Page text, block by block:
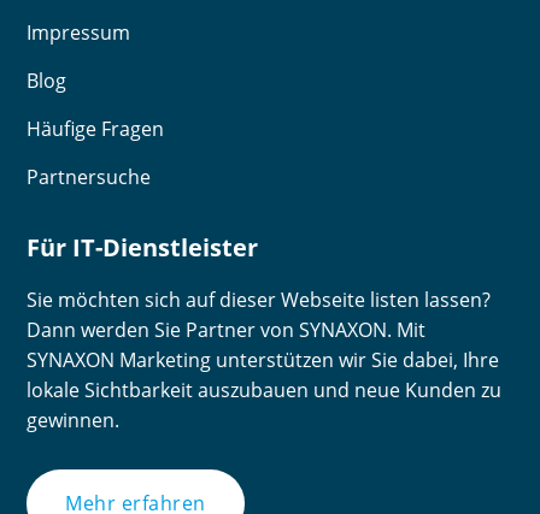
Impressum
Blog
Häufige Fragen
Partnersuche
Für IT-Dienstleister
Sie möchten sich auf dieser Webseite listen lassen?
Dann werden Sie Partner von SYNAXON. Mit
SYNAXON Marketing unterstützen wir Sie dabei, Ihre
lokale Sichtbarkeit auszubauen und neue Kunden zu
gewinnen.
Mehr erfahren